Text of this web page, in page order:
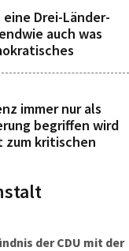
Drei-Länder-
auch was
immer nur als
begriffen wird
zum kritischen
der CDU mit der